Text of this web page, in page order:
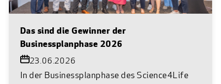
Das sind die Gewinner der
Businessplanphase 2026
23.06.2026
In der Businessplanphase des Science4Life